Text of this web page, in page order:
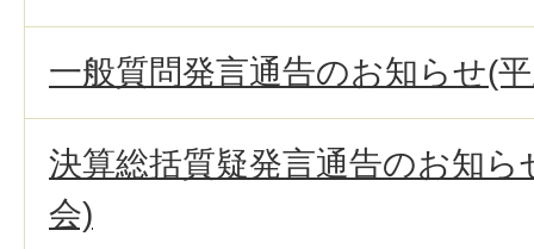
一般質問発言通告のお知らせ(
決算総括質疑発言通告のお知ら
会)